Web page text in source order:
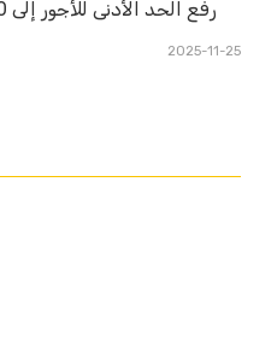
2025-11-25